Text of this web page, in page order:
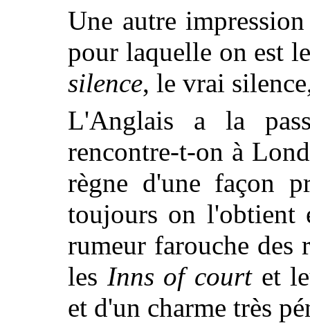
Une autre
pour laquelle on est
silence, le vrai
L'Anglais a la
rencontre-t-on à
règne d'une façon
toujours on l'obtient
rumeur farouche des
les Inns of courtet
et d'un charme très